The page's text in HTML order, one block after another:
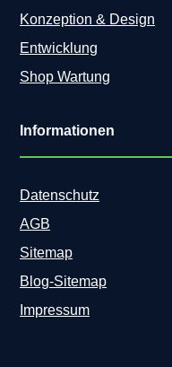
Konzeption & Design
Entwicklung
Shop Wartung
Informationen
Datenschutz
AGB
Sitemap
Blog-Sitemap
Impressum